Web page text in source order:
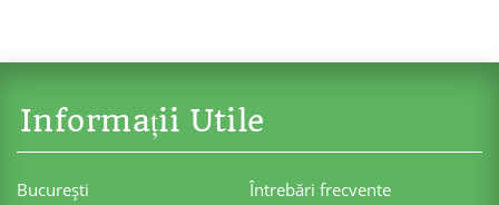
Informații Utile
Bucureşti Întrebări frecvente